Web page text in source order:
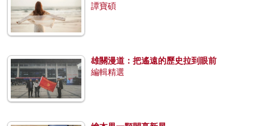
譚寶碩
雄關漫道：把遙遠的歷史拉到眼前
編輯精選